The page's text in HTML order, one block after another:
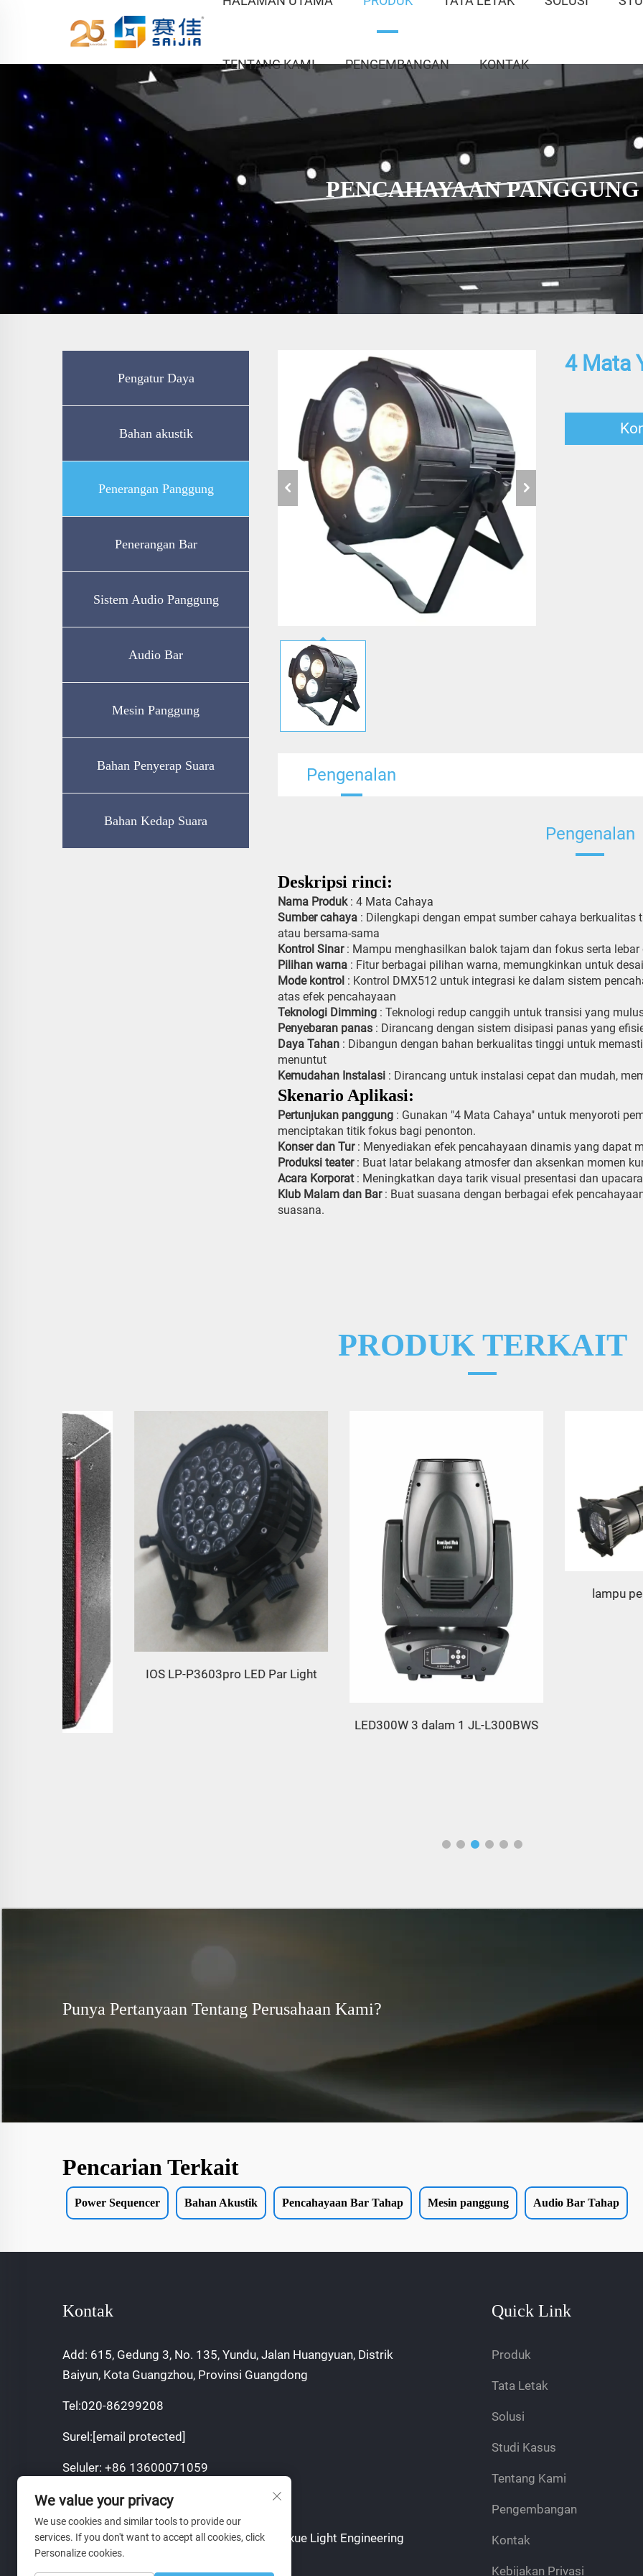
TENTANG KAMI PENGEMBANGAN KONTAK
PENCAHAYAAN PANGGUNG
Pengatur Daya
Bahan akustik
Penerangan Panggung
Penerangan Bar
Sistem Audio Panggung
Audio Bar
Mesin Panggung
Bahan Penyerap Suara
Bahan Kedap Suara
4 Mata
Pengenalan
Pengenalan
Deskripsi rinci:
Nama Produk : 4 Mata Cahaya
Sumber cahaya : Dilengkapi dengan empat sumber cahaya
atau bersama-sama
Kontrol Sinar : Mampu menghasilkan balok tajam dan fokus serta
Pilihan warna : Fitur berbagai pilihan warna, memungkinkan untuk
Mode kontrol : Kontrol DMX512 untuk integrasi ke dalam sistem
atas efek pencahayaan
Teknologi Dimming : Teknologi redup canggih untuk transisi yang
Penyebaran panas : Dirancang dengan sistem disipasi panas yang
Daya Tahan : Dibangun dengan bahan berkualitas tinggi untuk
menuntut
Kemudahan Instalasi : Dirancang untuk instalasi cepat dan mudah,
Skenario Aplikasi:
Pertunjukan panggung : Gunakan "4 Mata Cahaya" untuk menyoroti
menciptakan titik fokus bagi penonton.
Konser dan Tur : Menyediakan efek pencahayaan dinamis yang dapat
Produksi teater : Buat latar belakang atmosfer dan aksenkan momen
Acara Korporat : Meningkatkan daya tarik visual presentasi dan
Klub Malam dan Bar : Buat suasana dengan berbagai efek
suasana.
PRODUK TERKAIT
IOS LP-P3603pro LED Par Light
LED300W 3 dalam 1 JL-L300BWS
lampu pencitraan 19°,
Punya Pertanyaan Tentang Perusahaan Kami?
Pencarian Terkait
Power Sequencer Bahan Akustik Pencahayaan Bar Tahap Mesin panggung Audio Bar Tahap
Kontak
Add: 615, Gedung 3, No. 135, Yundu, Jalan Huangyuan, Distrik
Baiyun, Kota Guangzhou, Provinsi Guangdong
Tel:020-86299208
Surel: [email protected]
Seluler: +86 13600071059
Hak Cipta © 2024 Guangzhou Sajia Shengxue Light Engineering
Co., Ltd.
Quick Link
Produk
Tata Letak
Solusi
Studi Kasus
Tentang Kami
Pengembangan
Kontak
Kebijakan Privasi
We value your privacy
We use cookies and similar tools to provide our
services. If you don't want to accept all cookies, click
Personalize cookies.